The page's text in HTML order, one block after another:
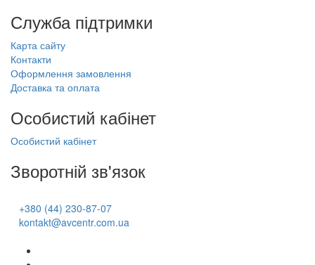
Служба підтримки
Карта сайту
Контакти
Оформлення замовлення
Доставка та оплата
Особистий кабінет
Особистий кабінет
Зворотній зв'язок
+380 (44) 230-87-07
kontakt@avcentr.com.ua